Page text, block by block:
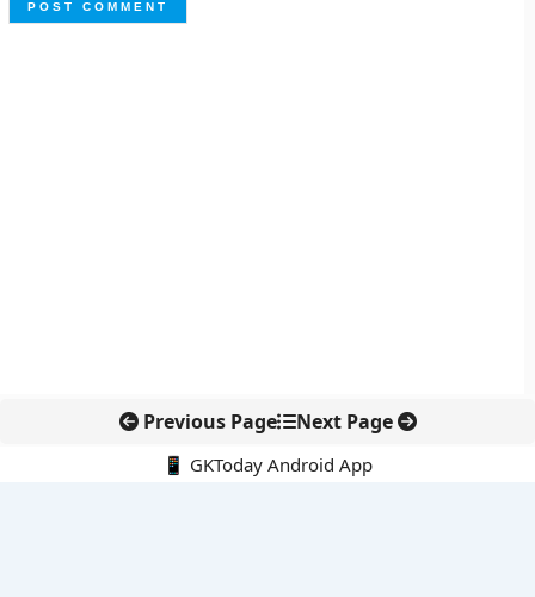
Previous Page Next Page
📱 GKToday Android App